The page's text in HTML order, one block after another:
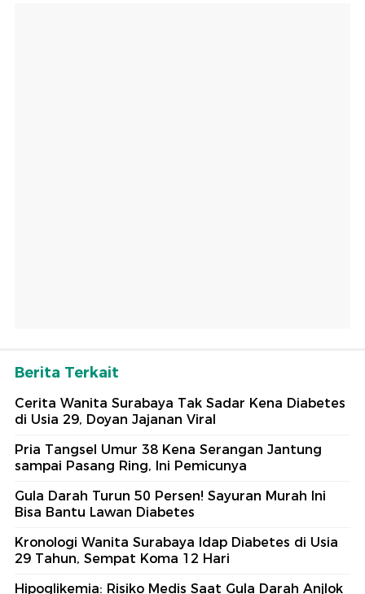
Berita Terkait
Cerita Wanita Surabaya Tak Sadar Kena Diabetes
di Usia 29, Doyan Jajanan Viral
Pria Tangsel Umur 38 Kena Serangan Jantung
sampai Pasang Ring, Ini Pemicunya
Gula Darah Turun 50 Persen! Sayuran Murah Ini
Bisa Bantu Lawan Diabetes
Kronologi Wanita Surabaya Idap Diabetes di Usia
29 Tahun, Sempat Koma 12 Hari
Hipoglikemia: Risiko Medis Saat Gula Darah Anjlok